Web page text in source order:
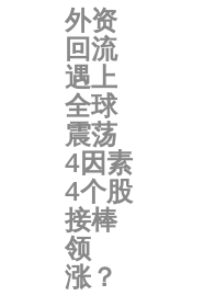
外资
回流
遇上
全球
震荡
4因素
4个股
接棒
领
涨？